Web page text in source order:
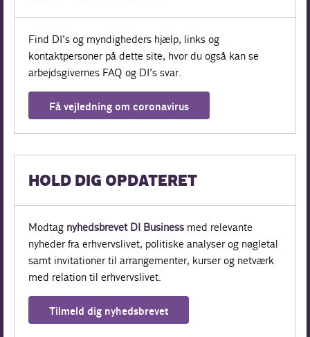
Find DI’s og myndigheders hjælp, links og
kontaktpersoner på dette site, hvor du også kan se
arbejdsgivernes FAQ og DI’s svar.
Få vejledning om coronavirus
HOLD DIG OPDATERET
Modtag nyhedsbrevet DI Business med relevante
nyheder fra erhvervslivet, politiske analyser og nøgletal
samt invitationer til arrangementer, kurser og netværk
med relation til erhvervslivet.
Tilmeld dig nyhedsbrevet